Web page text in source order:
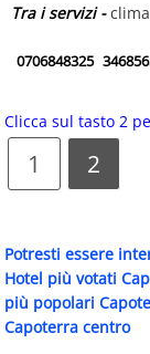
Tra i servizi -
0706848325
Clicca sul tasto 2
1 2
Potresti essere
Hotel più votati
più popolari
Capoterra centro